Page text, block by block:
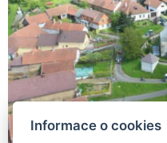
Informace o cookies